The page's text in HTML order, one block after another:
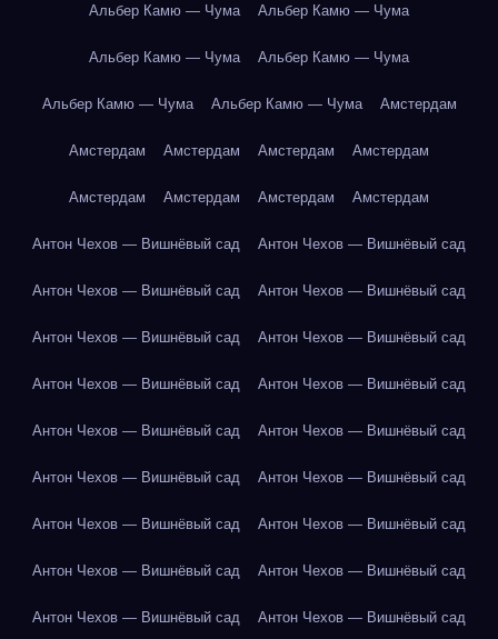
Альбер Камю — Чума Альбер Камю — Чума
Альбер Камю — Чума Альбер Камю — Чума
Альбер Камю — Чума Альбер Камю — Чума Амстердам
Амстердам Амстердам Амстердам Амстердам
Амстердам Амстердам Амстердам Амстердам
Антон Чехов — Вишнёвый сад Антон Чехов — Вишнёвый сад
Антон Чехов — Вишнёвый сад Антон Чехов — Вишнёвый сад
Антон Чехов — Вишнёвый сад Антон Чехов — Вишнёвый сад
Антон Чехов — Вишнёвый сад Антон Чехов — Вишнёвый сад
Антон Чехов — Вишнёвый сад Антон Чехов — Вишнёвый сад
Антон Чехов — Вишнёвый сад Антон Чехов — Вишнёвый сад
Антон Чехов — Вишнёвый сад Антон Чехов — Вишнёвый сад
Антон Чехов — Вишнёвый сад Антон Чехов — Вишнёвый сад
Антон Чехов — Вишнёвый сад Антон Чехов — Вишнёвый сад